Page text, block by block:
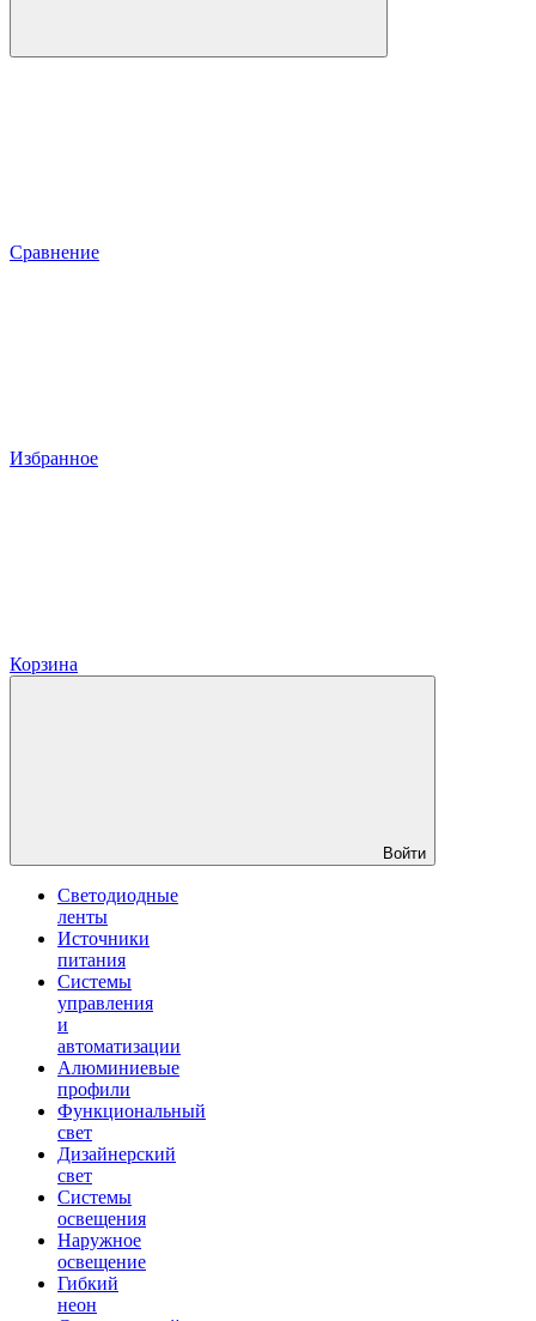
Сравнение
Избранное
Корзина
Войти
Светодиодные
ленты
Источники
питания
Системы
управления
и
автоматизации
Алюминиевые
профили
Функциональный
свет
Дизайнерский
свет
Системы
освещения
Наружное
освещение
Гибкий
неон